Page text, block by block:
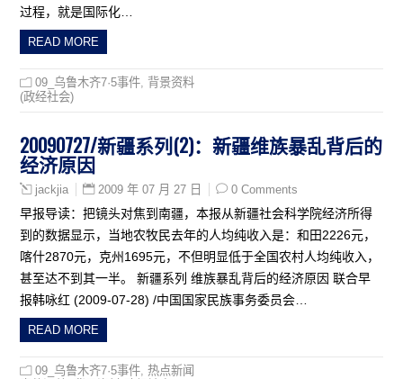
过程，就是国际化…
READ MORE
09_乌鲁木齐7·5事件 背景资料
(政经社会)
20090727/新疆系列(2)：新疆维族暴乱背后的
经济原因
jackjia 2009 年 07 月 27 日 0 Comments
早报导读：把镜头对焦到南疆，本报从新疆社会科学院经济所得
到的数据显示，当地农牧民去年的人均纯收入是：和田2226元，
喀什2870元，克州1695元，不但明显低于全国农村人均纯收入，
甚至达不到其一半。 新疆系列 维族暴乱背后的经济原因 联合早
报韩咏红 (2009-07-28) /中国国家民族事务委员会…
READ MORE
09_乌鲁木齐7·5事件 ,热点新闻